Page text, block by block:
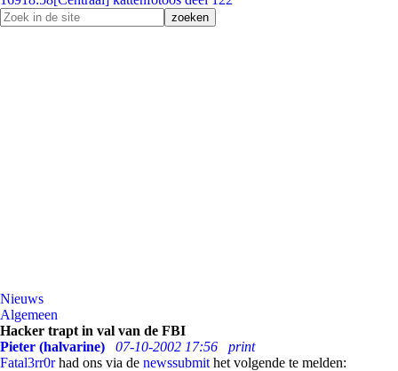
Nieuws
Algemeen
Hacker trapt in val van de FBI
Pieter (halvarine)
07-10-2002 17:56
print
Fatal3rr0rhad ons via de newssubmit het volgende te melden: